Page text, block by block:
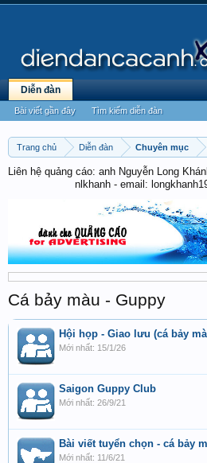
Trang chủ Diễn đàn Chuyên mục
Liên hệ quảng cáo: anh Nguyễn Long
nlkhanh - email:
Cá bảy màu - Guppy
Hội họp - Giao lưu (cá bảy
15/1/26
Saigon Guppy Club
26/9/21
Bài viết tuyển chọn - cá bảy
11/6/21
Diễn đàn
Bài viết gần đây Tìm kiếm diễn đàn